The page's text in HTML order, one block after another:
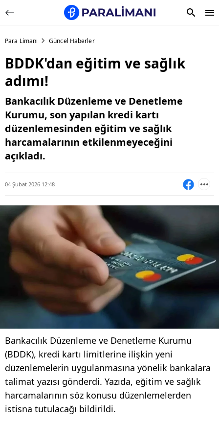
Para Limanı Güncel Haberler
BDDK'dan eğitim ve sağlık
adımı!
Bankacılık Düzenleme ve Denetleme
Kurumu, son yapılan kredi kartı
düzenlemesinden eğitim ve sağlık
harcamalarının etkilenmeyeceğini
açıkladı.
04 Şubat 2026 12:48
Bankacılık Düzenleme ve Denetleme Kurumu
(BDDK), kredi kartı limitlerine ilişkin yeni
düzenlemelerin uygulanmasına yönelik bankalara
talimat yazısı gönderdi. Yazıda, eğitim ve sağlık
harcamalarının söz konusu düzenlemelerden
istisna tutulacağı bildirildi.